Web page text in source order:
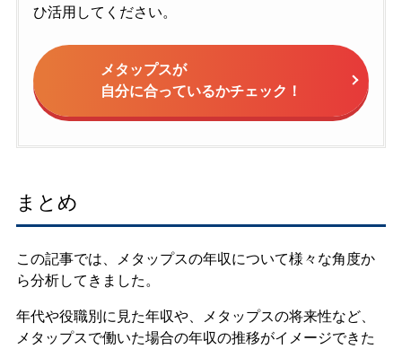
ひ活用してください。
メタップスが
自分に合っているかチェック！
まとめ
この記事では、メタップスの年収について様々な角度か
ら分析してきました。
年代や役職別に見た年収や、メタップスの将来性など、
メタップスで働いた場合の年収の推移がイメージできた